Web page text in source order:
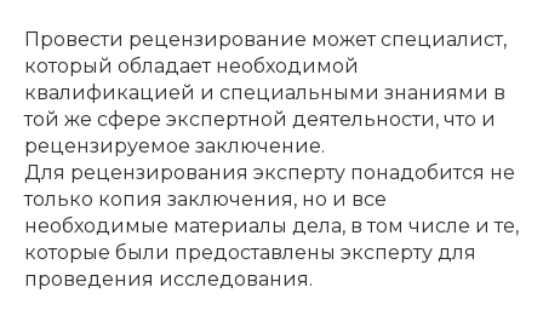
Провести рецензирование может специалист,
который обладает необходимой
квалификацией и специальными знаниями в
той же сфере экспертной деятельности, что и
рецензируемое заключение.
Для рецензирования эксперту понадобится не
только копия заключения, но и все
необходимые материалы дела, в том числе и те,
которые были предоставлены эксперту для
проведения исследования.